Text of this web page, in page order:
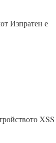
Изпратен е
XSS